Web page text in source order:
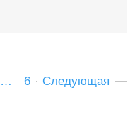
… 6 Следующая